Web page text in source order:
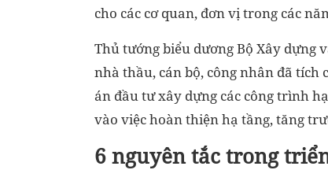
cho các cơ quan, đơn vị trong các
Thủ tướng biểu dương Bộ Xây dựng
nhà thầu, cán bộ, công nhân đã
án đầu tư xây dựng các công trình
vào việc hoàn thiện hạ tầng, tăng
6 nguyên tắc trong